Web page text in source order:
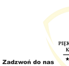
Zadzwoń do nas